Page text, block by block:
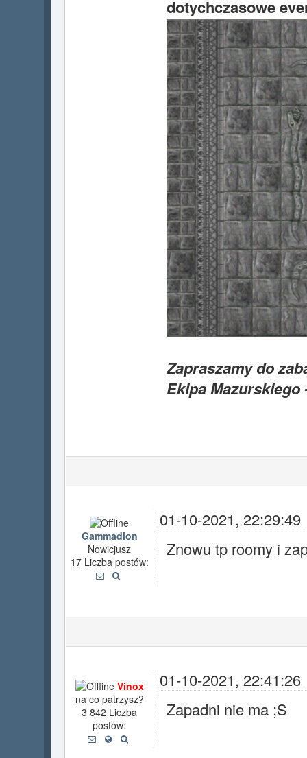
dotychczasowe
Zapraszamy do
Ekipa
Gammadion
Nowicjusz
17 Liczba postów:
01-10-2021, 22:29:49
Znowu tp roomy i
Vinox
na co patrzysz?
3 842 Liczba
postów:
01-10-2021, 22:41:26
Zapadni nie ma ;S